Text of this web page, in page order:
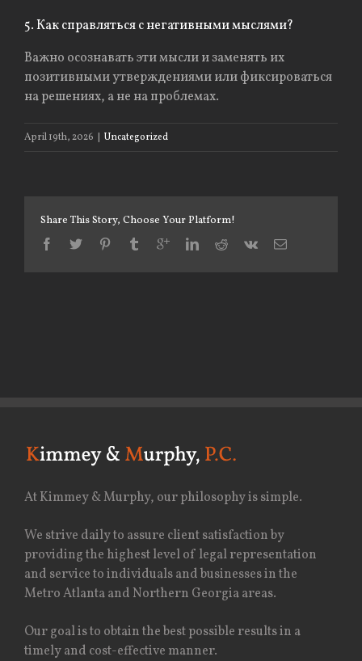
5. Как справляться с негативными мыслями?
Важно осознавать эти мысли и заменять их
позитивными утверждениями или фиксироваться
на решениях, а не на проблемах.
April 19th, 2026 Uncategorized
Share This Story, Choose Your Platform!
At Kimmey & Murphy, our philosophy is simple.
We strive daily to assure client satisfaction by
providing the highest level of legal representation
and service to individuals and businesses in the
Metro Atlanta and Northern Georgia areas.
Our goal is to obtain the best possible results in a
timely and cost-effective manner.